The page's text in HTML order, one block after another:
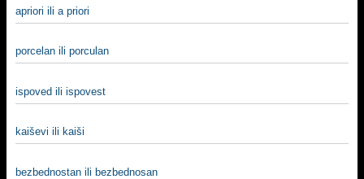
apriori ili a priori
porcelan ili porculan
ispoved ili ispovest
kaiševi ili kaiši
bezbednostan ili bezbednosan